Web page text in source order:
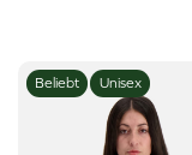
Beliebt Unisex